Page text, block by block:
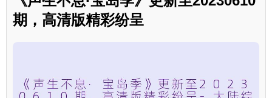
期，高清版精彩纷呈